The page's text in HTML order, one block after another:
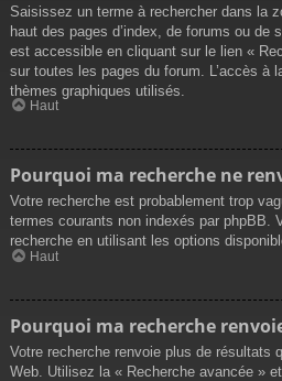
Saisissez un terme à rechercher dans la
haut des pages d’index, de forums ou de
est accessible en cliquant sur le lien «
sur toutes les pages du forum. L’accès à
thèmes graphiques utilisés.
Haut
Pourquoi ma recherche ne
Votre recherche est probablement trop
termes courants non indexés par phpBB.
recherche en utilisant les options
Haut
Pourquoi ma recherche
Votre recherche renvoie plus de résultats
Web. Utilisez la « Recherche avancée »